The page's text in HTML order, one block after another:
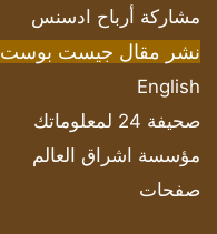
مشاركة أرباح ادسنس
نشر مقال جيست بوست
English
صحيفة 24 لمعلوماتك
مؤسسة اشراق العالم
صفحات